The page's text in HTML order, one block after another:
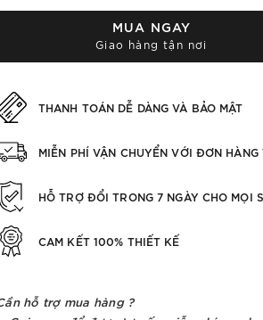
MUA NGAY
Giao hàng tận nơi
THANH TOÁN DỄ DÀNG VÀ BẢO MẬT
MIỄN PHÍ VẬN CHUYỂN VỚI ĐƠN
HỖ TRỢ ĐỔI TRONG 7 NGÀY CHO MỌI
CAM KẾT 100% THIẾT KẾ
hỗ trợ mua hàng ?